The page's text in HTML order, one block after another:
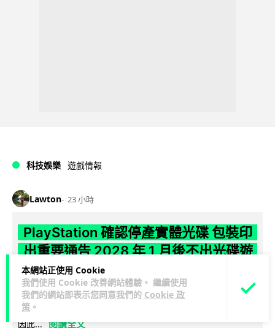
本網站正使用 Cookie
我們使用 Cookie 改善網站體驗。 繼續使用
我們的網站即表示您同意我們的 Cookie 政
策 。
科技娛樂 遊戲情報
Lawton 23 小時
PlayStation 確認停產實體光碟 包裝印
出重要通告 2028 年 1 月後不出光碟遊
戲
Sony 已在 PS5 主機包裝加貼提示貼紙，重申官方 7 月已公布
計劃：2028 年 1 月起停產新遊戲實體光碟。分析師預期 PS6
因此... 閱讀全文